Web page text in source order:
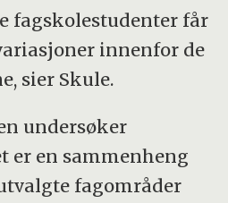
fagskolestudenter får
innenfor de
sier Skule.
undersøker
er en sammenheng
fagområder